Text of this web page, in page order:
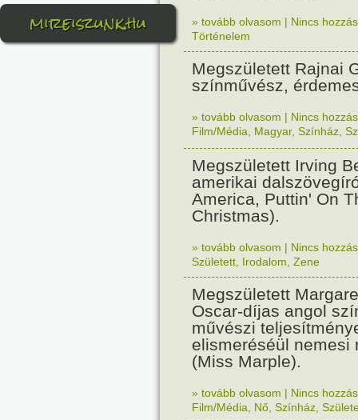
mireiszunk.hu » tovább olvasom | Nincs
Történelem
Megszületett Rajnai
színművész,
» tovább olvasom | Nincs
Film/Média
Magyar, Színház
Megszületett Irving
amerikai
America, Puttin' On
Christmas).
» tovább olvasom | Nincs
Született Irodalom Zene
Megszületett
Oscar-díjas angol
művészi
elismeréséül nemesi
(Miss Marple).
» tovább olvasom | Nincs
Film/Média
Nő Színház